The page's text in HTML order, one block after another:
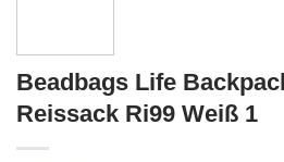
Beadbags Life
Reissack Ri99 Weiß 1